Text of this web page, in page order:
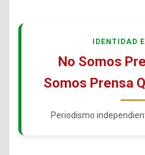
IDENTIDAD
No Somos
Somos Prensa
Periodismo